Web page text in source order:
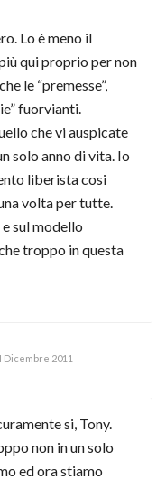
Lo è meno il
qui proprio per non
le “premesse”,
fuorvianti.
che vi auspicate
solo anno di vita. Io
liberista cosi
volta per tutte.
sul modello
troppo in questa
Dicembre 2011
si, Tony.
non in un solo
ed ora stiamo